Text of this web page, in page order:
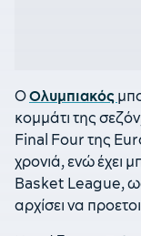
ΟΟλυμπιακός
κομμάτι της
Final Four της
χρονιά, ενώ έχει
Basket League,
αρχίσει να